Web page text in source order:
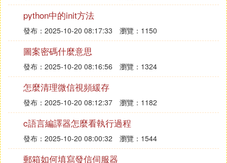
『貳』 Python介面自動化測試之pytest與
unittest區別
Python介面自動化測試之pytest與unittest的主要區
別如下：
來源與安裝：
unittest：Python標准庫中自帶的單元測試
框架，無需額外安裝。
pytest：第三方單元測試庫，需要先安裝
才能使用。
組織測試用例的方式：
python中的init方法
發布：2025-10-20 08:17:33 瀏覽：1150
圖案密碼什麼意思
發布：2025-10-20 08:16:56 瀏覽：1324
怎麼清理微信視頻緩存
發布：2025-10-20 08:12:37 瀏覽：1182
c語言編譯器怎麼看執行過程
發布：2025-10-20 08:00:32 瀏覽：1544
郵箱如何填寫發信伺服器